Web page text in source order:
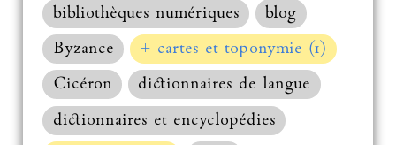
bibliothèques numériques
blog
Byzance
+ cartes et toponymie (1)
Cicéron
dictionnaires de langue
dictionnaires et encyclopédies